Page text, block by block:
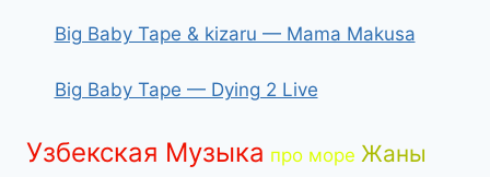
Big Baby Tape & kizaru — Mama Makusa
Big Baby Tape — Dying 2 Live
Узбекская Музыка про море Жаны